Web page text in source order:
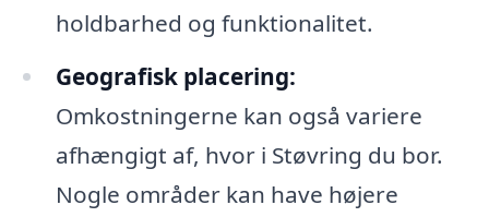
holdbarhed og funktionalitet.
Geografisk placering:
Omkostningerne kan også variere
afhængigt af, hvor i Støvring du bor.
Nogle områder kan have højere